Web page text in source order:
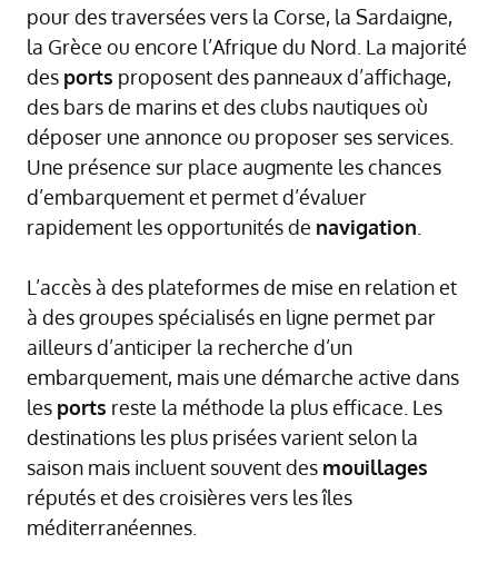
pour des traversées vers la Corse, la Sardaigne,
la Grèce ou encore l’Afrique du Nord. La majorité
des ports proposent des panneaux d’affichage,
des bars de marins et des clubs nautiques où
déposer une annonce ou proposer ses services.
Une présence sur place augmente les chances
d’embarquement et permet d’évaluer
rapidement les opportunités de navigation
L’accès à des plateformes de mise en relation et
à des groupes spécialisés en ligne permet par
ailleurs d’anticiper la recherche d’un
embarquement, mais une démarche active dans
les ports reste la méthode la plus efficace. Les
destinations les plus prisées varient selon la
saison mais incluent souvent des mouillages
réputés et des croisières vers les îles
méditerranéennes.